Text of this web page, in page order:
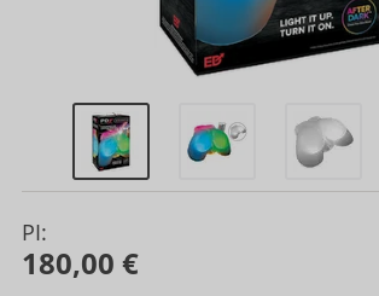
PI:
180,00 €